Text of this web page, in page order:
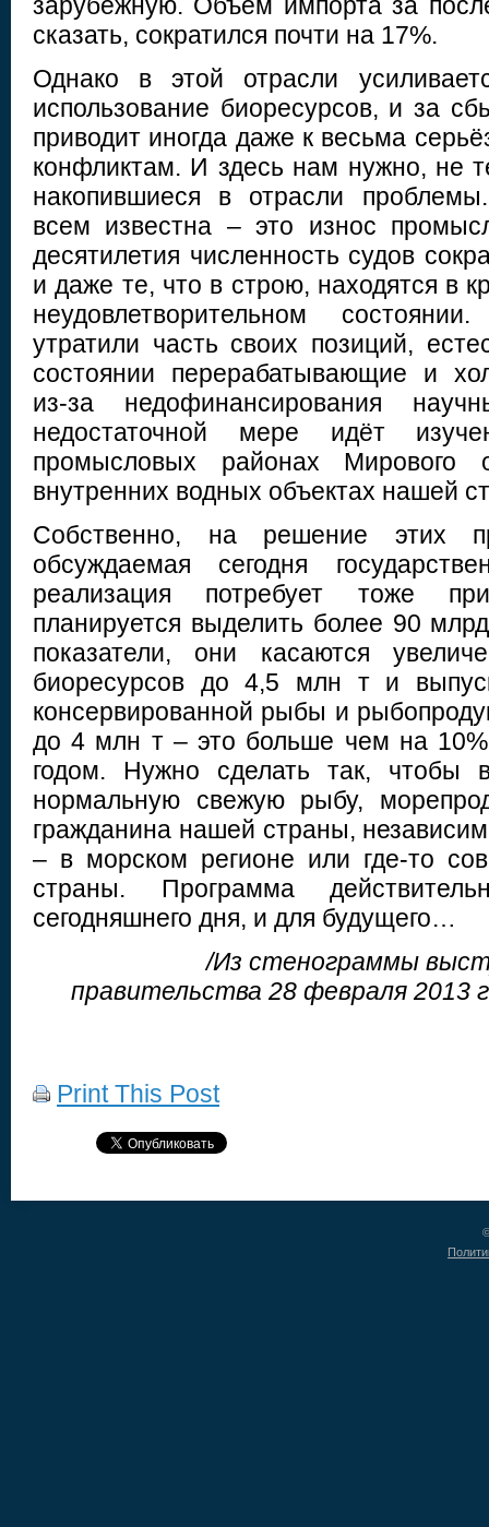
сказать, сократился почти на 17%.
Однако в этой отрасли
использование биоресурсов, и за
приводит иногда даже к весьма
конфликтам. И здесь нам нужно, не
накопившиеся в отрасли
всем известна – это износ
десятилетия численность судов
и даже те, что в строю, находятся в
неудовлетворительном
утратили часть своих позиций,
состоянии перерабатывающие и
из-за недофинансирования
недостаточной мере идёт
промысловых районах
внутренних водных объектах нашей
Собственно, на решение этих
обсуждаемая сегодня
реализация потребует тоже
планируется выделить более 90
показатели, они касаются
биоресурсов до 4,5 млн т и
консервированной рыбы и
до 4 млн т – это больше чем на
годом. Нужно сделать так, чтобы
нормальную свежую рыбу,
гражданина нашей страны,
– в морском регионе или где-то
страны. Программа
сегодняшнего дня, и для будущего…
/Из стенограммы
правительства 28 февраля 2013
Print This Post